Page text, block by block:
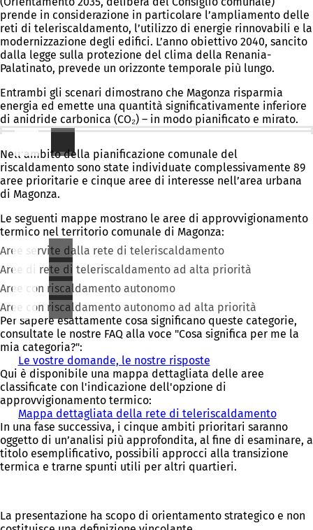
prende in considerazione in particolare l’ampliamento delle
reti di teleriscaldamento, l’utilizzo di energie rinnovabili e la
modernizzazione degli edifici. L’anno obiettivo 2040, sancito
dalla legge sulla protezione del clima della Renania-
Palatinato, prevede un orizzonte temporale più lungo.
Entrambi gli scenari dimostrano che Magonza risparmia
energia ed emette una quantità significativamente inferiore
di anidride carbonica (CO₂) – in modo pianificato e mirato.
Nell’ambito della pianificazione comunale del
riscaldamento sono state individuate complessivamente 89
aree prioritarie e cinque aree di interesse nell’area urbana
di Magonza.
Le seguenti mappe mostrano le aree di approvvigionamento
termico nel territorio comunale di Magonza:
Aree servite dalla rete di teleriscaldamento
Aree di rete di teleriscaldamento ad alta priorità
Aree con riscaldamento autonomo
Aree con riscaldamento autonomo ad alta priorità
Per sapere esattamente cosa significano queste categorie,
consultate le nostre FAQ alla voce "Cosa significa per me la
mia categoria?":
Le vostre domande, le nostre risposte
Qui è disponibile una mappa dettagliata delle aree
classificate con l'indicazione dell'opzione di
approvvigionamento termico:
Mappa dettagliata della rete di teleriscaldamento(
S
i
a
n
In una fase successiva, i cinque ambiti prioritari saranno
oggetto di un’analisi più approfondita, al fine di esaminare, a
titolo esemplificativo, possibili approcci alla transizione
termica e trarne spunti utili per altri quartieri.
La presentazione ha scopo di orientamento strategico e non